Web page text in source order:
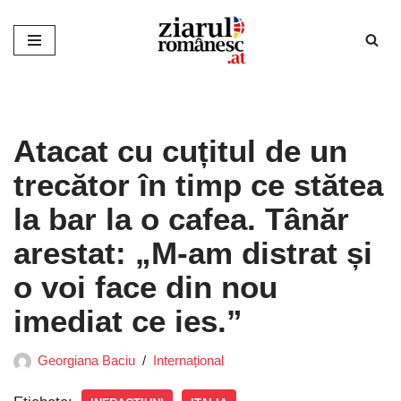
Sari
Atacat cu cuțitul de un
trecător în timp ce stătea
la bar la o cafea. Tânăr
arestat: „M-am distrat și
o voi face din nou
imediat ce ies.”
Georgiana Baciu Internațional